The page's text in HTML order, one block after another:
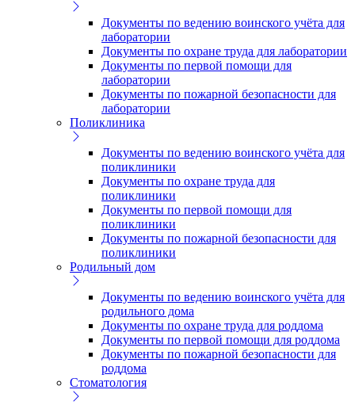
Документы по ведению воинского учёта для
лаборатории
Документы по охране труда для лаборатории
Документы по первой помощи для
лаборатории
Документы по пожарной безопасности для
лаборатории
Поликлиника
Документы по ведению воинского учёта для
поликлиники
Документы по охране труда для
поликлиники
Документы по первой помощи для
поликлиники
Документы по пожарной безопасности для
поликлиники
Родильный дом
Документы по ведению воинского учёта для
родильного дома
Документы по охране труда для роддома
Документы по первой помощи для роддома
Документы по пожарной безопасности для
роддома
Стоматология